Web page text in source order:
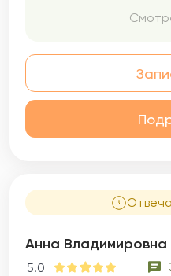
и сложностях в
кризисных эпизодов
утраты, выкидыши.
Анна Владимировна
5.0